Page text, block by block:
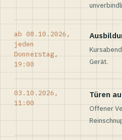
ab 08.10.2026,
jeden
Donnerstag,
19:00
Gerät.
03.10.2026,
11:00
Türen
Offener